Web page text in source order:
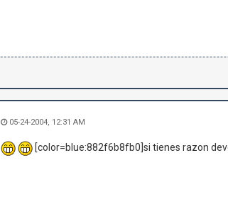
05-24-2004, 12:31 AM
[color=blue:882f6b8fb0]si tienes razon